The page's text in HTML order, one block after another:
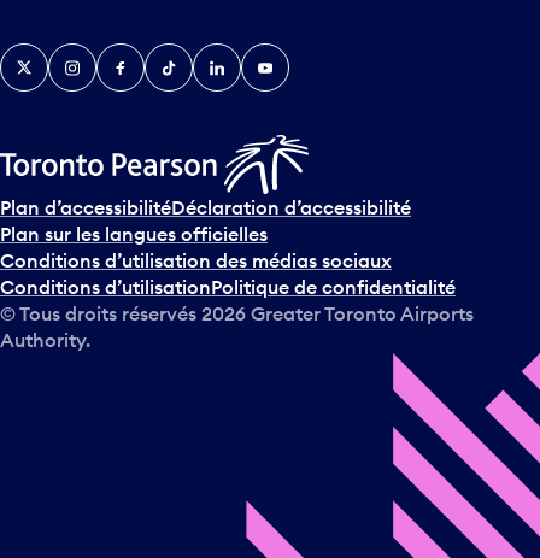
v
e
n
s
u
r
l
e
c
a
TwitterInstagramFacebook
TikTokLinkedInYouTube
Plan d’accessibilitéDéclaration d’accessibilité
Plan sur les langues officielles
Conditions d’utilisation des médias sociaux
Conditions d’utilisationPolitique de confidentialité
© Tous droits réservés 2026 Greater Toronto Airports
Authority.